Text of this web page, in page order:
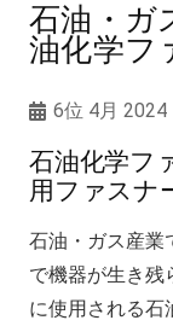
石油・ガ
油化学フ
6位 4月 2024
石油化学フ
用ファスナ
石油・ガス産業
で機器が生き残
に使用される石